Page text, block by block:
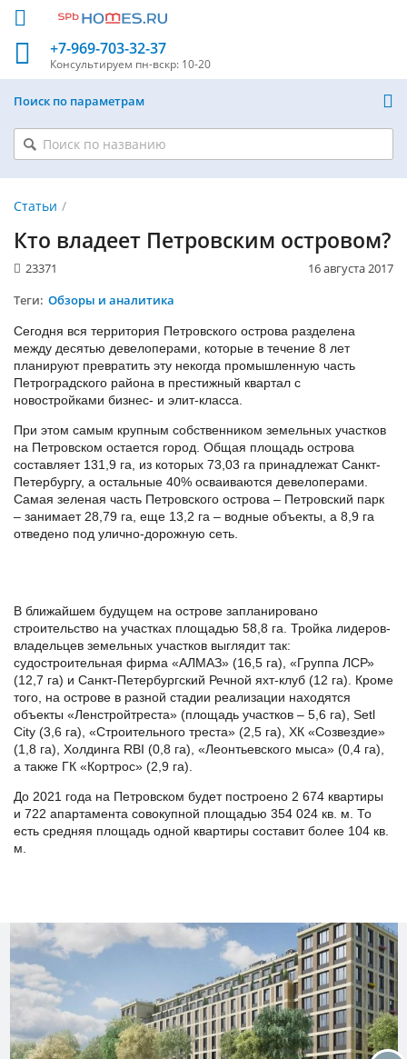
+7-969-703-32-37
Консультируем пн-вскр: 10-20
Поиск по параметрам
Статьи
Кто владеет Петровским островом?
16 августа 2017
23371
Теги: Обзоры и аналитика
Сегодня вся территория Петровского острова разделена
между десятью девелоперами, которые в течение 8 лет
планируют превратить эту некогда промышленную часть
Петроградского района в престижный квартал с
новостройками бизнес- и элит-класса.
При этом самым крупным собственником земельных участков
на Петровском остается город. Общая площадь острова
составляет 131,9 га, из которых 73,03 га принадлежат Санкт-
Петербургу, а остальные 40% осваиваются девелоперами.
Самая зеленая часть Петровского острова – Петровский парк
– занимает 28,79 га, еще 13,2 га – водные объекты, а 8,9 га
отведено под улично-дорожную сеть.
В ближайшем будущем на острове запланировано
строительство на участках площадью 58,8 га. Тройка лидеров-
владельцев земельных участков выглядит так:
судостроительная фирма «АЛМАЗ» (16,5 га), «Группа ЛСР»
(12,7 га) и Санкт-Петербургский Речной яхт-клуб (12 га). Кроме
того, на острове в разной стадии реализации находятся
объекты «Ленстройтреста» (площадь участков – 5,6 га), Setl
City (3,6 га), «Строительного треста» (2,5 га), ХК «Созвездие»
(1,8 га), Холдинга RBI (0,8 га), «Леонтьевского мыса» (0,4 га),
а также ГК «Кортрос» (2,9 га).
До 2021 года на Петровском будет построено 2 674 квартиры
и 722 апартамента совокупной площадью 354 024 кв. м. То
есть средняя площадь одной квартиры составит более 104 кв.
м.